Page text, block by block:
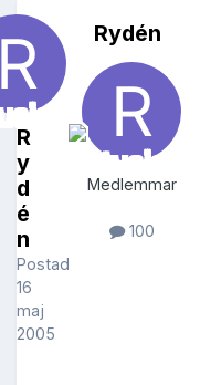
R
y
d
é
n
Postad
16
maj
2005
Rydén
Medlemmar
100